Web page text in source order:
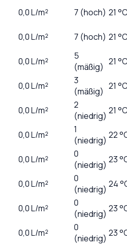
0,0L/m² 7 (hoch) 21
0,0L/m² 7 (hoch) 21
0,0L/m²
5
(mäßig) 21
0,0L/m²
3
(mäßig) 21
0,0L/m²
2
(niedrig) 21
0,0L/m²
1
(niedrig) 22
0,0L/m²
0
(niedrig) 23
0,0L/m²
0
(niedrig) 24
0,0L/m²
0
(niedrig) 23
0,0L/m²
0
(niedrig) 23